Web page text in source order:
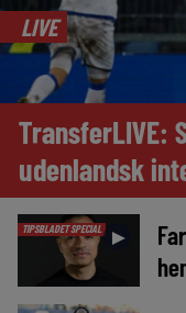
LIVE
TransferLIVE:
udenlandsk
TIPSBLADET SPECIAL ►